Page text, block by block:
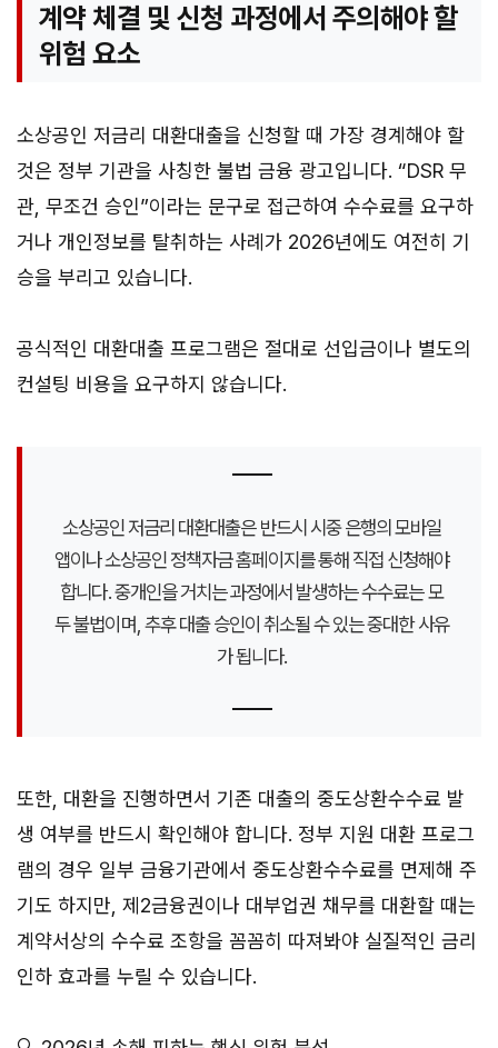
계약 체결 및 신청 과정에서 주의해야 할
위험 요소
소상공인 저금리 대환대출을 신청할 때 가장 경계해야 할
것은 정부 기관을 사칭한 불법 금융 광고입니다. “DSR 무
관, 무조건 승인”이라는 문구로 접근하여 수수료를 요구하
거나 개인정보를 탈취하는 사례가 2026년에도 여전히 기
승을 부리고 있습니다.
공식적인 대환대출 프로그램은 절대로 선입금이나 별도의
컨설팅 비용을 요구하지 않습니다.
소상공인 저금리 대환대출은 반드시 시중 은행의 모바일
앱이나 소상공인 정책자금 홈페이지를 통해 직접 신청해야
합니다. 중개인을 거치는 과정에서 발생하는 수수료는 모
두 불법이며, 추후 대출 승인이 취소될 수 있는 중대한 사유
가 됩니다.
또한, 대환을 진행하면서 기존 대출의 중도상환수수료 발
생 여부를 반드시 확인해야 합니다. 정부 지원 대환 프로그
램의 경우 일부 금융기관에서 중도상환수수료를 면제해 주
기도 하지만, 제2금융권이나 대부업권 채무를 대환할 때는
계약서상의 수수료 조항을 꼼꼼히 따져봐야 실질적인 금리
인하 효과를 누릴 수 있습니다.